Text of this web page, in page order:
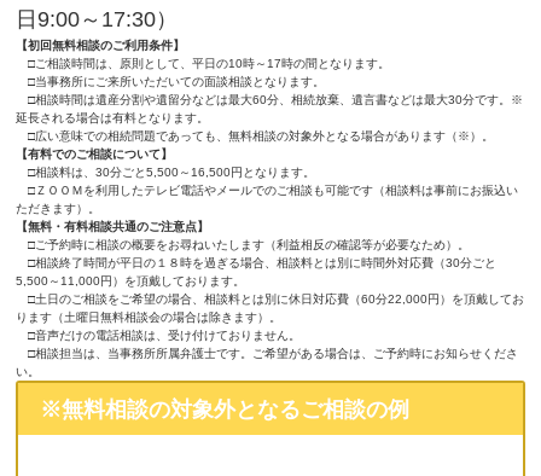
日9:00～17:30）
【初回無料相談のご利用条件】
□ご相談時間は、原則として、平日の10時～17時の間となります。
□当事務所にご来所いただいての面談相談となります。
□相談時間は遺産分割や遺留分などは最大60分、相続放棄、遺言書などは最大30分です。※
延長される場合は有料となります。
□広い意味での相続問題であっても、無料相談の対象外となる場合があります（※）。
【有料でのご相談について】
□相談料は、30分ごと5,500～16,500円となります。
□ＺＯＯＭを利用したテレビ電話やメールでのご相談も可能です（相談料は事前にお振込い
ただきます）。
【無料・有料相談共通のご注意点】
□ご予約時に相談の概要をお尋ねいたします（利益相反の確認等が必要なため）。
□相談終了時間が平日の１８時を過ぎる場合、相談料とは別に時間外対応費（30分ごと
5,500～11,000円）を頂戴しております。
□土日のご相談をご希望の場合、相談料とは別に休日対応費（60分22,000円）を頂戴してお
ります（土曜日無料相談会の場合は除きます）。
□音声だけの電話相談は、受け付けておりません。
□相談担当は、当事務所所属弁護士です。ご希望がある場合は、ご予約時にお知らせくださ
い。
※無料相談の対象外となるご相談の例